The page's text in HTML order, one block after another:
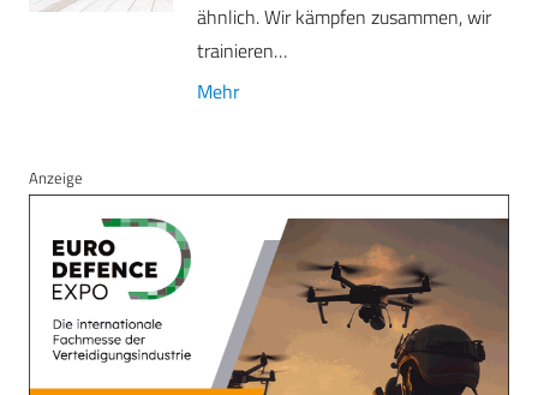
ähnlich. Wir kämpfen zusammen, wir
trainieren…
Mehr
Anzeige